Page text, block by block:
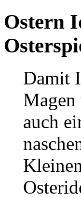
Ostern
Damit
Magen
auch